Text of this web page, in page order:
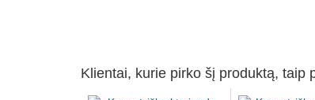
Klientai, kurie pirko šį produktą, taip